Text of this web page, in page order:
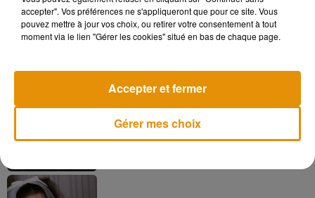
Tiny Desk invite Charlie Puth pour une
live session solaire
4 août 2026
festival dans son dernier clip
accepter". Vos préférences ne s'appliqueront que pour ce site. Vous
pouvez mettre à jour vos choix, ou retirer votre consentement à tout
moment via le lien "Gérer les cookies" situé en bas de chaque page.
Gérer mes choix
Accepter et fermer